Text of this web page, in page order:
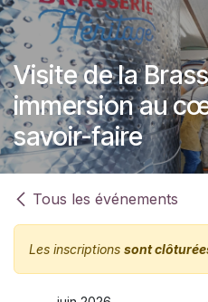
Se rendre au contenu
Visite de la
immersion au
savoir-faire
Tous les événements
Les inscriptions sont